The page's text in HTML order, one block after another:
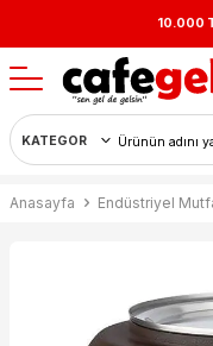
10.000
Anasayfa Endüstriyel